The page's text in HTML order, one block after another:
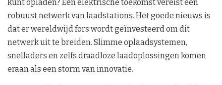
kunt opladen? Een elektrische toekomst vereist een
robuust netwerk van laadstations. Het goede nieuws is
dat er wereldwijd fors wordt geïnvesteerd om dit
netwerk uit te breiden. Slimme oplaadsystemen,
snelladers en zelfs draadloze laadoplossingen komen
eraan als een storm van innovatie.